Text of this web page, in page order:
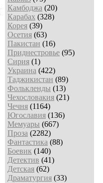
Камбоджа (20)
Карабах (328)
Корея (39)
Осетия (63)
Пакистан (16)
Приднестровье (95)
Сирия (1)
Украина (422)
Таджикистан (89)
Фолькленды (13)
Чехословакия (21)
Чечня (1164)
Югославия (136)
Мемуары (667)
Проза (2282)
Фантастика (88)
Боевик (140)
Детектив (41)
Детская (62)
Драматургия (33)